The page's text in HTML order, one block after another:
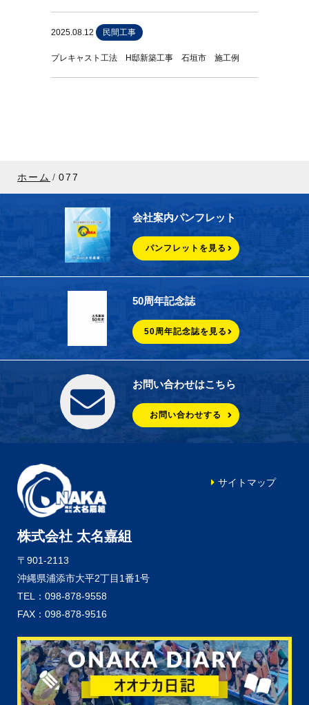
2025.08.12 民間工事
プレキャスト工法 H邸新築工事 石垣市 施工例
ホーム 077
会社案内パンフレット
パンフレットを見る
50周年記念誌
50周年記念誌を見る
お問い合わせはこちら
お問い合わせする
株式会社 太名嘉組
〒901-2113
沖縄県浦添市大平2丁目1番1号
TEL：098-878-9558
FAX：098-878-9516
サイトマップ